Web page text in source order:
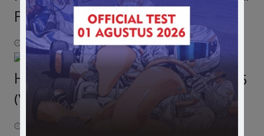
F1 GP Austin
October 28, 2014
Highlight D2 Sentul Drag Race Seri 5
(Video)